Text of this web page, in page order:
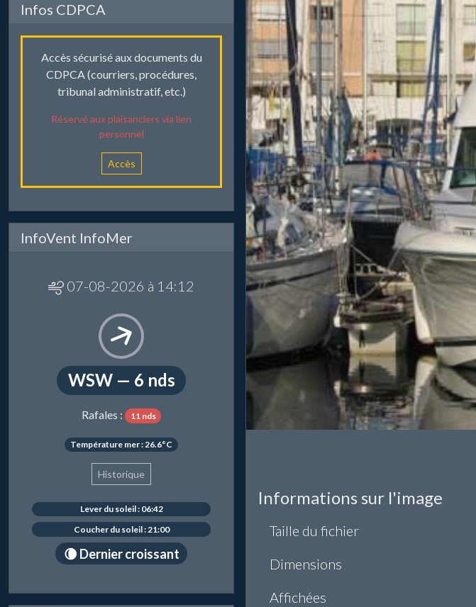
Infos CDPCA
Accès sécurisé aux documents du
CDPCA (courriers, procédures,
tribunal administratif, etc.)
Réservé aux plaisanciers via lien
personnel
Accès
InfoVent InfoMer
07-08-2026 à 14:12
WSW — 6 nds
Rafales : 11 nds
Température mer : 26.6°C
Historique
Lever du soleil : 06:42
Coucher du soleil : 21:00
🌘 Dernier croissant
Informations sur l'image
Taille du fichier
Dimensions
Affichées